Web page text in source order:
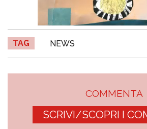
TAG NEWS
COMMENTA
SCRIVI/SCOPRI I